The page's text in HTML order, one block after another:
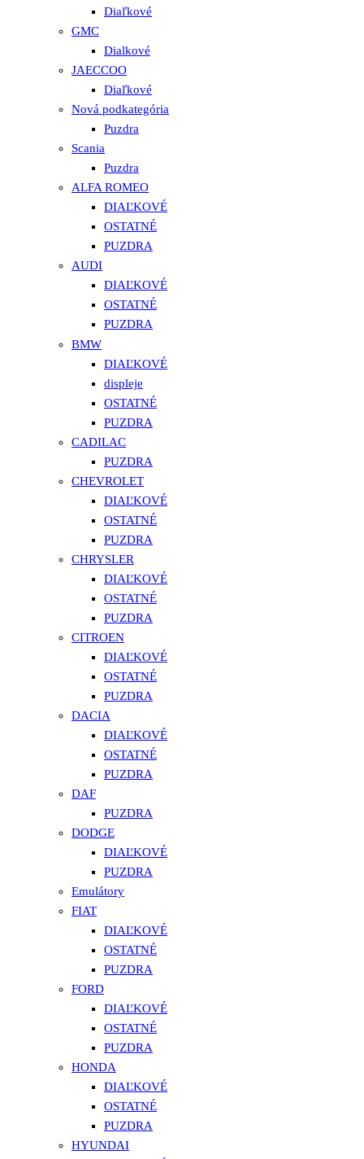
Diaľkové
GMC
Dialkové
JAECCOO
Diaľkové
Nová podkategória
Puzdra
Scania
Puzdra
ALFA ROMEO
DIAĽKOVÉ
OSTATNÉ
PUZDRA
AUDI
DIAĽKOVÉ
OSTATNÉ
PUZDRA
BMW
DIAĽKOVÉ
displeje
OSTATNÉ
PUZDRA
CADILAC
PUZDRA
CHEVROLET
DIAĽKOVÉ
OSTATNÉ
PUZDRA
CHRYSLER
DIAĽKOVÉ
OSTATNÉ
PUZDRA
CITROEN
DIAĽKOVÉ
OSTATNÉ
PUZDRA
DACIA
DIAĽKOVÉ
OSTATNÉ
PUZDRA
DAF
PUZDRA
DODGE
DIAĽKOVÉ
PUZDRA
Emulátory
FIAT
DIAĽKOVÉ
OSTATNÉ
PUZDRA
FORD
DIAĽKOVÉ
OSTATNÉ
PUZDRA
HONDA
DIAĽKOVÉ
OSTATNÉ
PUZDRA
HYUNDAI